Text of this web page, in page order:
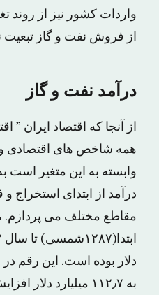
واردات کشور نیز از روند
از فروش نفت و گاز
درآمد نفت و گاز
از آنجا که اقتصاد ایران
همه شاخص های اقتصادی و
وابسته به این متغیر است به
درآمد از ابتدای استخراج
مقاطع مختلف می پردازم.
به ۱۱۲٫۷ میلیارد